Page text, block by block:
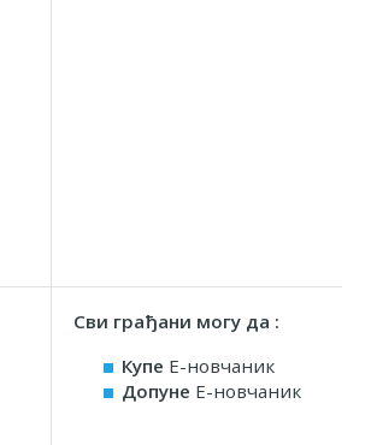
Сви грађани могу да :
Купе Е-новчаник
Допуне Е-новчаник